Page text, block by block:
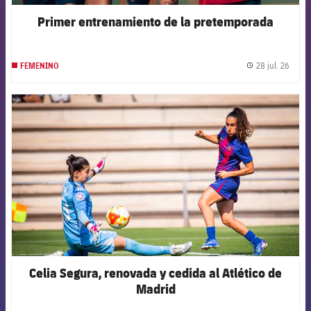
Primer entrenamiento de la pretemporada
FEMENINO 28 jul. 26
FCB Barcelona badge
Celia Segura, renovada y cedida al Atlético de
Madrid